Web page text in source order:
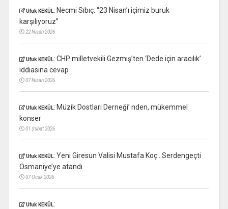
Ufuk KEKÜL: Necmi Sıbıç: “23 Nisan’ı içimiz buruk
karşılıyoruz”
22 Nisan 2026
Ufuk KEKÜL: CHP milletvekili Gezmiş’ten ‘Dede için aracılık’
iddiasına cevap
07 Nisan 2026
Ufuk KEKÜL: Müzik Dostları Derneği’ nden, mükemmel
konser
01 Şubat 2026
Ufuk KEKÜL: Yeni Giresun Valisi Mustafa Koç…Serdengeçti
Osmaniye’ye atandı
07 Ocak 2026
Ufuk KEKÜL: